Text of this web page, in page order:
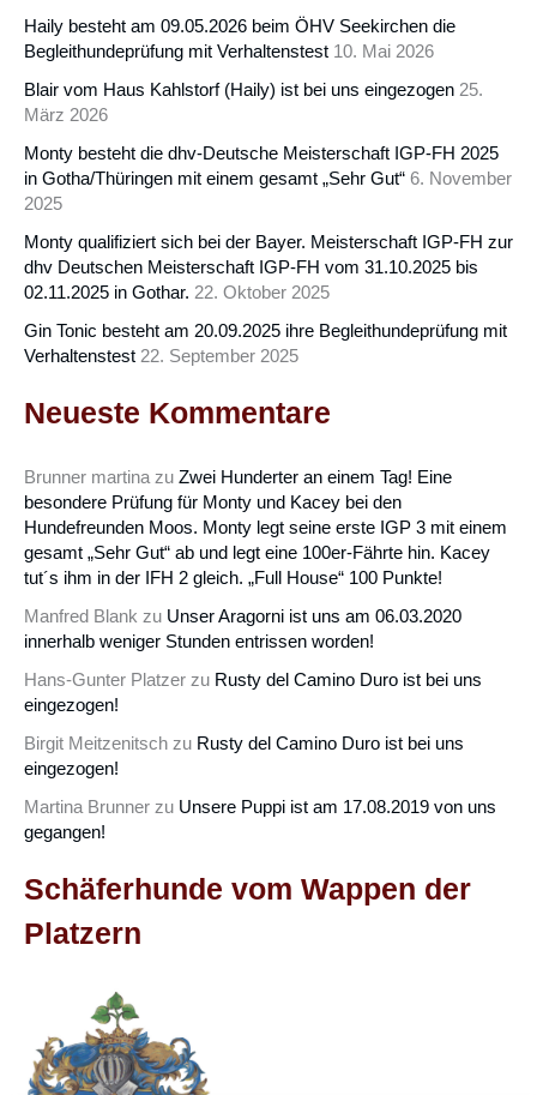
Haily besteht am 09.05.2026 beim ÖHV Seekirchen die
Begleithundeprüfung mit Verhaltenstest 10. Mai 2026
Blair vom Haus Kahlstorf (Haily) ist bei uns eingezogen 25.
März 2026
Monty besteht die dhv-Deutsche Meisterschaft IGP-FH 2025
in Gotha/Thüringen mit einem gesamt „Sehr Gut“ 6. November
2025
Monty qualifiziert sich bei der Bayer. Meisterschaft IGP-FH zur
dhv Deutschen Meisterschaft IGP-FH vom 31.10.2025 bis
02.11.2025 in Gothar. 22. Oktober 2025
Gin Tonic besteht am 20.09.2025 ihre Begleithundeprüfung mit
Verhaltenstest 22. September 2025
Neueste Kommentare
Brunner martina zu Zwei Hunderter an einem Tag! Eine
besondere Prüfung für Monty und Kacey bei den
Hundefreunden Moos. Monty legt seine erste IGP 3 mit einem
gesamt „Sehr Gut“ ab und legt eine 100er-Fährte hin. Kacey
tut´s ihm in der IFH 2 gleich. „Full House“ 100 Punkte!
Manfred Blank zu Unser Aragorni ist uns am 06.03.2020
innerhalb weniger Stunden entrissen worden!
Hans-Gunter Platzer zu Rusty del Camino Duro ist bei uns
eingezogen!
Birgit Meitzenitsch zu Rusty del Camino Duro ist bei uns
eingezogen!
Martina Brunner zu Unsere Puppi ist am 17.08.2019 von uns
gegangen!
Schäferhunde vom Wappen der
Platzern